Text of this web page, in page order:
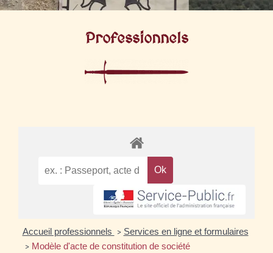
Professionnels
Accueil professionnels > Services en ligne et formulaires
> Modèle d'acte de constitution de société